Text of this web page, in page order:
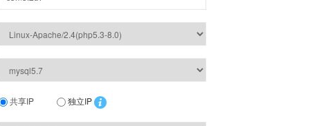
共享IP 独立IP